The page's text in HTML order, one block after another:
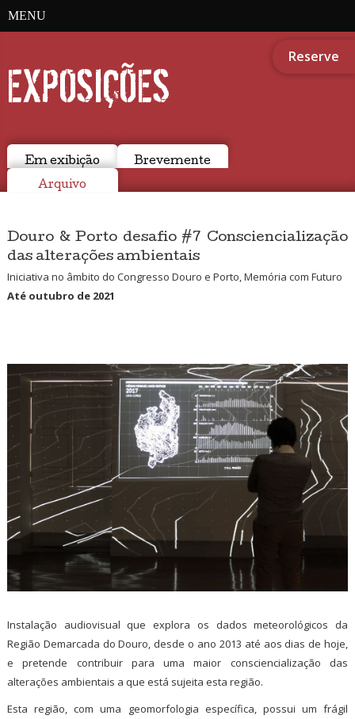
MENU
Reserve
EXPOSIÇÕES
Em exibição Brevemente
Arquivo
Douro & Porto desafio #7 Consciencialização
das alterações ambientais
Iniciativa no âmbito do Congresso Douro e Porto, Memória com Futuro
Até outubro de 2021
Instalação audiovisual que explora os dados meteorológicos da
Região Demarcada do Douro, desde o ano 2013 até aos dias de hoje,
e pretende contribuir para uma maior consciencialização das
alterações ambientais a que está sujeita esta região.
Esta região, com uma geomorfologia específica, possui um frágil